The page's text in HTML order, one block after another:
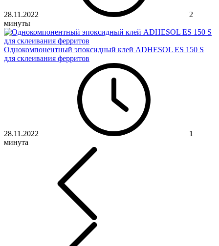
28.11.2022
2
минуты
Однокомпонентный эпоксидный клей ADHESOL ES 150 S
для склеивания ферритов
28.11.2022
1
минута